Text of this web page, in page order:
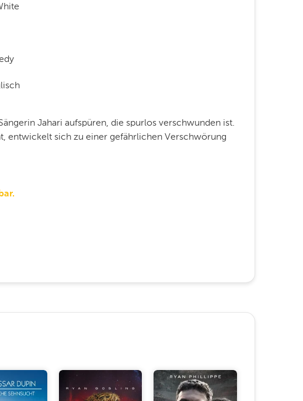
Jahari aufspüren, die spurlos verschwunden ist.
entwickelt sich zu einer gefährlichen Verschwörung